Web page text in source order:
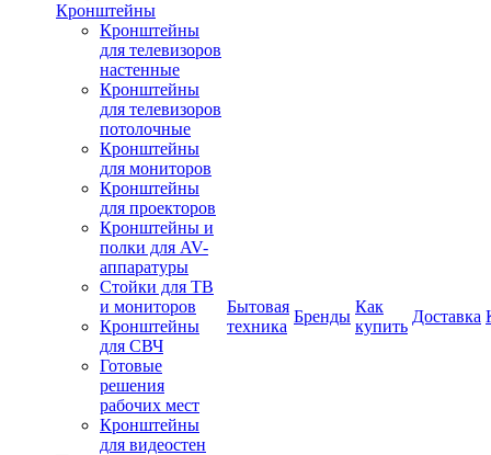
Кронштейны
Кронштейны
для телевизоров
настенные
Кронштейны
для телевизоров
потолочные
Кронштейны
для мониторов
Кронштейны
для проекторов
Кронштейны и
полки для AV-
аппаратуры
Стойки для ТВ
и мониторов
Кронштейны
для СВЧ
Готовые
решения
рабочих мест
Кронштейны
для видеостен
Бытовая
техника
Бренды
Как
купить
Доставка